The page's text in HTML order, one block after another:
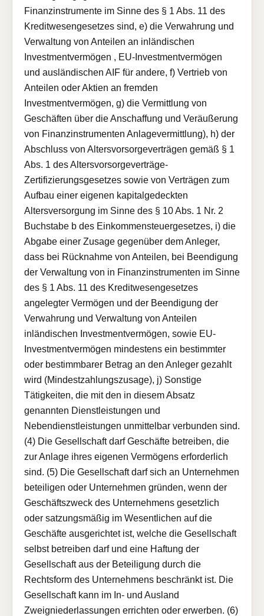
Finanzinstrumente im Sinne des § 1 Abs. 11 des
Kreditwesengesetzes sind, e) die Verwahrung und
Verwaltung von Anteilen an inländischen
Investmentvermögen , EU-Investmentvermögen
und ausländischen AIF für andere, f) Vertrieb von
Anteilen oder Aktien an fremden
Investmentvermögen, g) die Vermittlung von
Geschäften über die Anschaffung und Veräußerung
von Finanzinstrumenten Anlagevermittlung), h) der
Abschluss von Altersvorsorgeverträgen gemäß § 1
Abs. 1 des Altersvorsorgeverträge-
Zertifizierungsgesetzes sowie von Verträgen zum
Aufbau einer eigenen kapitalgedeckten
Altersversorgung im Sinne des § 10 Abs. 1 Nr. 2
Buchstabe b des Einkommensteuergesetzes, i) die
Abgabe einer Zusage gegenüber dem Anleger,
dass bei Rücknahme von Anteilen, bei Beendigung
der Verwaltung von in Finanzinstrumenten im Sinne
des § 1 Abs. 11 des Kreditwesengesetzes
angelegter Vermögen und der Beendigung der
Verwahrung und Verwaltung von Anteilen
inländischen Investmentvermögen, sowie EU-
Investmentvermögen mindestens ein bestimmter
oder bestimmbarer Betrag an den Anleger gezahlt
wird (Mindestzahlungszusage), j) Sonstige
Tätigkeiten, die mit den in diesem Absatz
genannten Dienstleistungen und
Nebendienstleistungen unmittelbar verbunden sind.
(4) Die Gesellschaft darf Geschäfte betreiben, die
zur Anlage ihres eigenen Vermögens erforderlich
sind. (5) Die Gesellschaft darf sich an Unternehmen
beteiligen oder Unternehmen gründen, wenn der
Geschäftszweck des Unternehmens gesetzlich
oder satzungsmäßig im Wesentlichen auf die
Geschäfte ausgerichtet ist, welche die Gesellschaft
selbst betreiben darf und eine Haftung der
Gesellschaft aus der Beteiligung durch die
Rechtsform des Unternehmens beschränkt ist. Die
Gesellschaft kann im In- und Ausland
Zweigniederlassungen errichten oder erwerben. (6)